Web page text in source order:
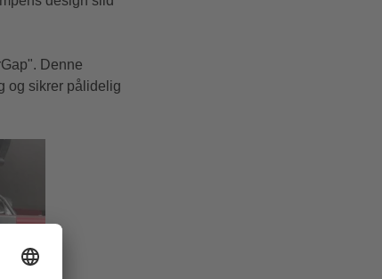
Denne
og sikrer pålidelig